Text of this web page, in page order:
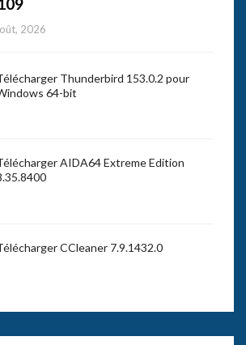
2026
Thunderbird 153.0.2 pour
64-bit
AIDA64 Extreme Edition
CCleaner 7.9.1432.0